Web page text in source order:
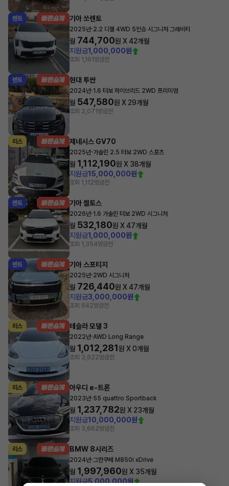
렌트 기아 쏘렌토
2025년·2.2 디젤 4WD 5인승 시그니처 그래비티
월 744,700원 X42개월
지원금1,000,000원
조회 1,161 방금전
렌트 현대 투싼
2024년·1.6 터보 하이브리드 2WD 프리미엄
월 547,580원 X 29개월
조회 2,071 방금전
리스 제네시스 GV70
2025년·가솔린 2.5 터보 2WD 스포츠
월 1,112,190원 X 38개월
지원금15,000,000원
조회 1,112방금전
렌트 기아 셀토스
2026년·1.6 가솔린 터보 2WD 시그니처
월 532,180원 X47개월
지원금1,000,000원
조회 1,354방금전
렌트 기아 스포티지
2025년·2WD 시그니처
월 726,440원 X47개월
지원금3,000,000원
조회 642방금전
리스 테슬라 모델 3
2022년·AWD Long Range
월 1,012,281원 X0개월
조회 3,622방금전
리스 아우디 e-트론
2023년·55 quattro Sportback
월 1,237,782원 X 23개월
지원금10,000,000원
조회 3,662방금전
리스 BMW 8시리즈
2024년·그란쿠페 M850i xDrive
월 1,997,960원 X 35개월
지원금5,000,000원